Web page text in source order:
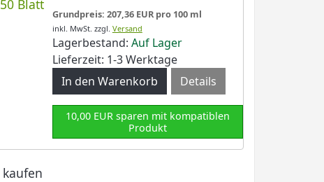
Blatt
Grundpreis: 207,36 EUR pro 100 ml
inkl. MwSt. zzgl. Versand
Lagerbestand: Auf Lager
Lieferzeit: 1-3 Werktage
Details
10,00 EUR sparen mit kompatiblen
Produkt